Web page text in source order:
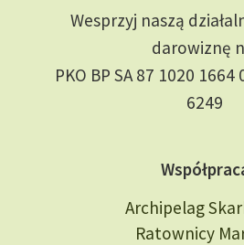
Wesprzyj naszą
darowiznę
PKO BP SA 87 1020
6249
Archipelag
Ratownicy